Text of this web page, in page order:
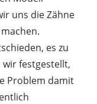
uns die Zähne
es zu
festgestellt,
Problem damit